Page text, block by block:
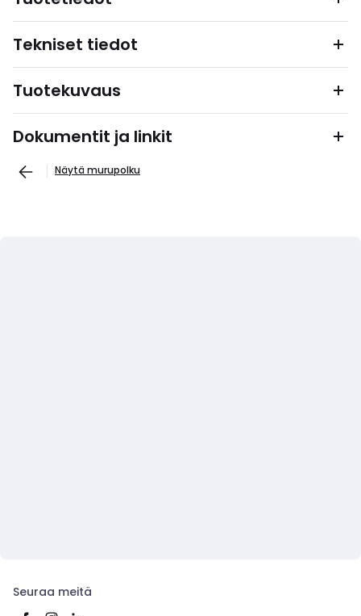
Tekniset tiedot
Tuotekuvaus
Dokumentit ja linkit
Näytä murupolku
Seuraa meitä